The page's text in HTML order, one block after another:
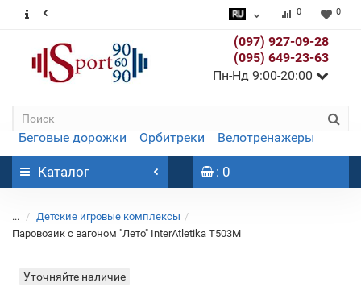
0 0
(097) 927-09-28
(095) 649-23-63
Пн-Нд 9:00-20:00
Беговые дорожки Орбитреки Велотренажеры
Каталог : 0
...
Детские игровые комплексы
Паровозик с вагоном "Лето" InterAtletika T503М
Уточняйте наличие